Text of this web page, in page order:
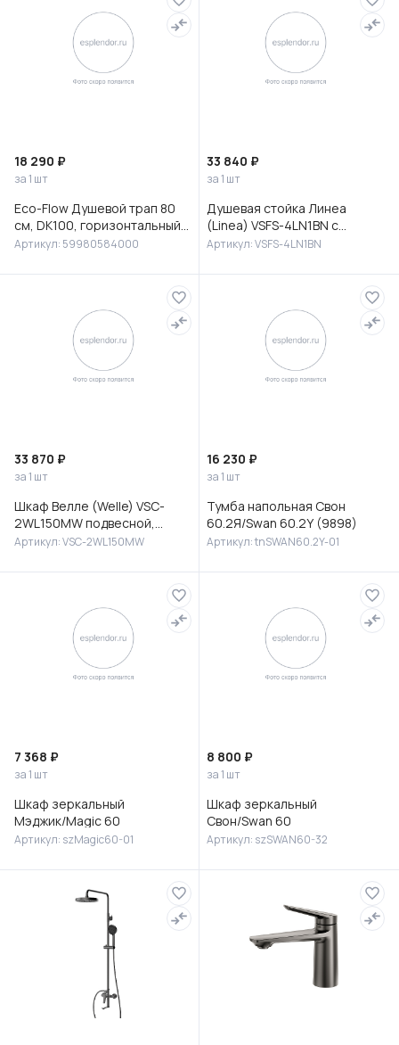
18 290 ₽
за 1 шт
Eco-Flow Душевой трап 80
см, DK100, горизонтальный
сифон 60 мм, матовый
Артикул: 59980584000
33 840 ₽
за 1 шт
Душевая стойка Линеа
(Linea) VSFS-4LN1BN с
изливом, брашированный
Артикул: VSFS-4LN1BN
33 870 ₽
за 1 шт
Шкаф Велле (Welle) VSC-
2WL150MW подвесной,
1500*350*300, Белый
Артикул: VSC-2WL150MW
16 230 ₽
за 1 шт
Тумба напольная Свон
60.2Я/Swan 60.2Y (9898)
Артикул: tnSWAN60.2Y-01
7 368 ₽
за 1 шт
Шкаф зеркальный
Мэджик/Magic 60
Артикул: szMagic60-01
8 800 ₽
за 1 шт
Шкаф зеркальный
Свон/Swan 60
Артикул: szSWAN60-32